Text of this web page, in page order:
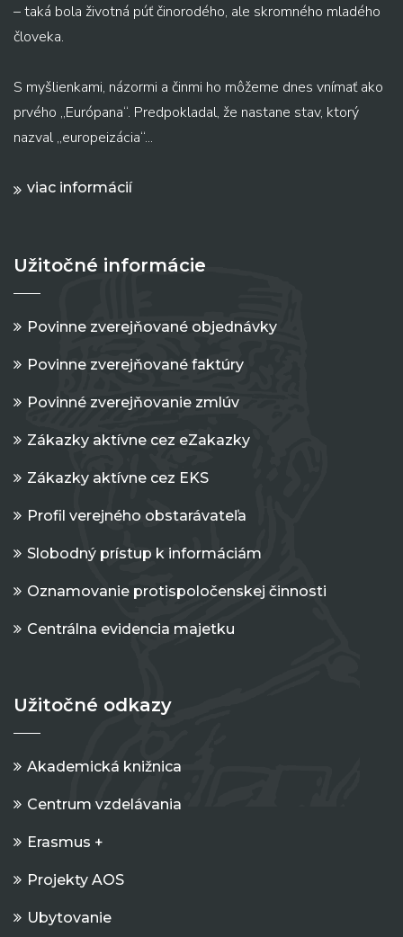
– taká bola životná púť činorodého, ale skromného mladého
človeka.
S myšlienkami, názormi a činmi ho môžeme dnes vnímať ako
prvého „Európana“. Predpokladal, že nastane stav, ktorý
nazval „europeizácia“...
viac informácií
Užitočné informácie
Povinne zverejňované objednávky
Povinne zverejňované faktúry
Povinné zverejňovanie zmlúv
Zákazky aktívne cez eZakazky
Zákazky aktívne cez EKS
Profil verejného obstarávateľa
Slobodný prístup k informáciám
Oznamovanie protispoločenskej činnosti
Centrálna evidencia majetku
Užitočné odkazy
Akademická knižnica
Centrum vzdelávania
Erasmus +
Projekty AOS
Ubytovanie